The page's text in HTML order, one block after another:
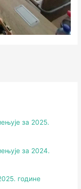
за 2025.
за 2024.
године